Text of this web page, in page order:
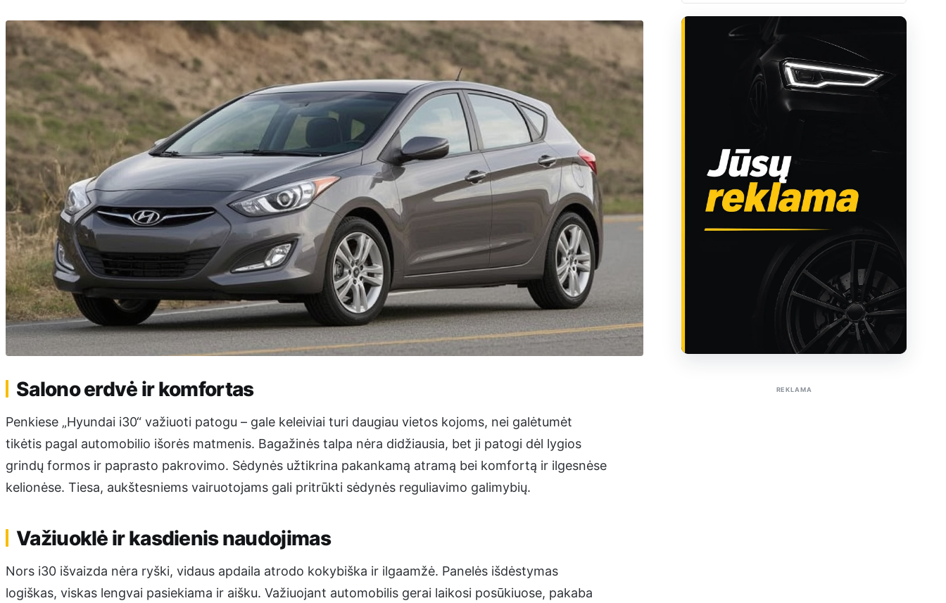
Salono erdvė ir komfortas
Penkiese „Hyundai i30“ važiuoti patogu – gale keleiviai turi daugiau vietos kojoms, nei galėtumėt
tikėtis pagal automobilio išorės matmenis. Bagažinės talpa nėra didžiausia, bet ji patogi dėl lygios
grindų formos ir paprasto pakrovimo. Sėdynės užtikrina pakankamą atramą bei komfortą ir ilgesnėse
kelionėse. Tiesa, aukštesniems vairuotojams gali pritrūkti sėdynės reguliavimo galimybių.
Važiuoklė ir kasdienis naudojimas
Nors i30 išvaizda nėra ryški, vidaus apdaila atrodo kokybiška ir ilgaamžė. Panelės išdėstymas
logiškas, viskas lengvai pasiekiama ir aišku. Važiuojant automobilis gerai laikosi posūkiuose, pakaba
REKLAMA